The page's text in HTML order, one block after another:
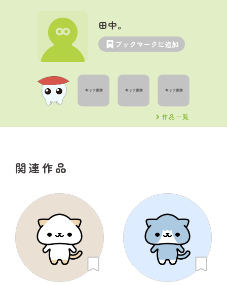
田中。
ブックマークに追加
作品一覧
関連作品